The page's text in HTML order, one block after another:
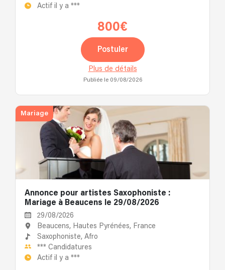
Actif il y a ***
800€
Postuler
Plus de détails
Publiée le 09/08/2026
Mariage
Annonce pour artistes Saxophoniste :
Mariage à Beaucens le 29/08/2026
29/08/2026
Beaucens, Hautes Pyrénées, France
Saxophoniste, Afro
*** Candidatures
Actif il y a ***